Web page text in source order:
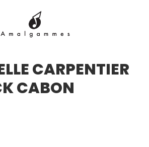
CARPENTIER
CABON